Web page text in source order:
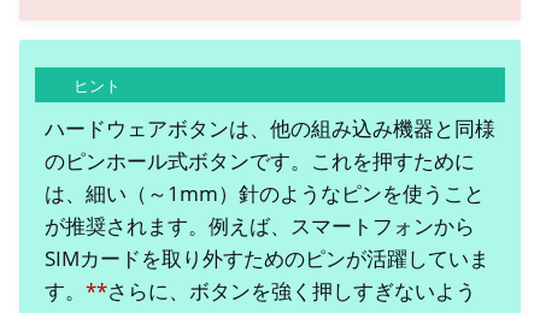
ヒント
ハードウェアボタンは、他の組み込み機器と同様
のピンホール式ボタンです。これを押すために
は、細い（～1mm）針のようなピンを使うこと
が推奨されます。例えば、スマートフォンから
SIMカードを取り外すためのピンが活躍していま
す。 **さらに、ボタンを強く押しすぎないよう